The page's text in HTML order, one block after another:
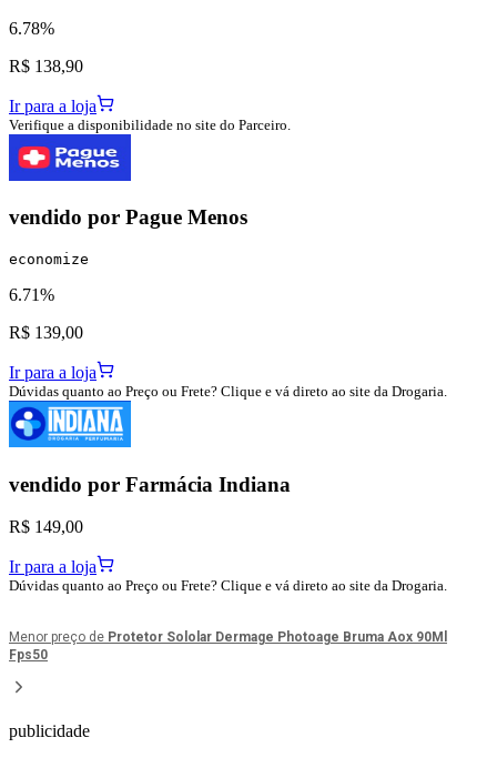
6.78%
R$ 138,90
Ir para a loja
Verifique a disponibilidade no site do Parceiro.
vendido por Pague Menos
economize
6.71%
R$ 139,00
Ir para a loja
Dúvidas quanto ao Preço ou Frete? Clique e vá direto ao site da Drogaria.
vendido por Farmácia Indiana
R$ 149,00
Ir para a loja
Dúvidas quanto ao Preço ou Frete? Clique e vá direto ao site da Drogaria.
Menor preço de Protetor Sololar Dermage Photoage Bruma Aox 90Ml
Fps50
publicidade